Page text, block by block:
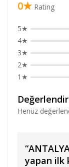
0★ Rating
5★
4★
3★
2★
1★
Henüz
yapan ilk